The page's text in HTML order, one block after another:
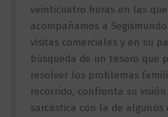
veinticuatro horas en las que
acompañamos a
visitas comerciales y en su
búsqueda de un tesoro que
resolver los problemas
recorrido, confronta su
sarcástica con la de algunos